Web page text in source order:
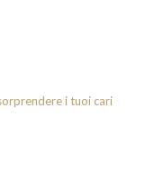
i tuoi cari